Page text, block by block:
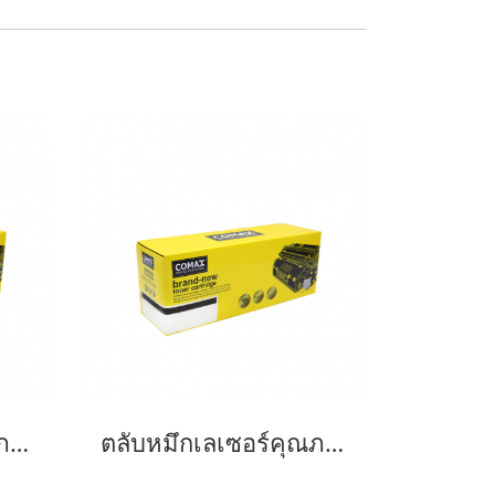
ตลับหมึกเลเซอร์คุณภาพสูงสำหรับ SAMSUNG รุ่น MLT-D103S ตลับหมึกเลเซอร์คุณภาพสูงสำหรับ SAMSUNG รุ่น MLT-D101S